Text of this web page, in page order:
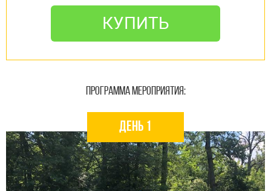
КУПИТЬ
ПРОГРАММА МЕРОПРИЯТИЯ:
день 1